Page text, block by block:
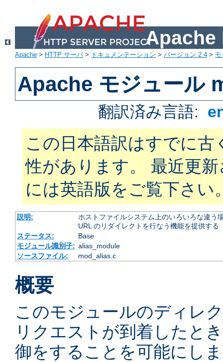
Apache
Apache > HTTP サーバ> ドキュメンテーション > バージョン 2.4 >
Apache モジュール
翻訳済み言語:
この日本語訳はすでに古
性があります。 最近更
には英語版をご覧下さい
説明:
ホストファイルシステム上のいろいろな違う
URL のリダイレクトを行なう機能を提供する
ステータス:
Base
モジュール識別子: alias_module
ソースファイル:
mod_alias.c
概要
このモジュールのディレ
リクエストが到着したと
御をすることを可能にし